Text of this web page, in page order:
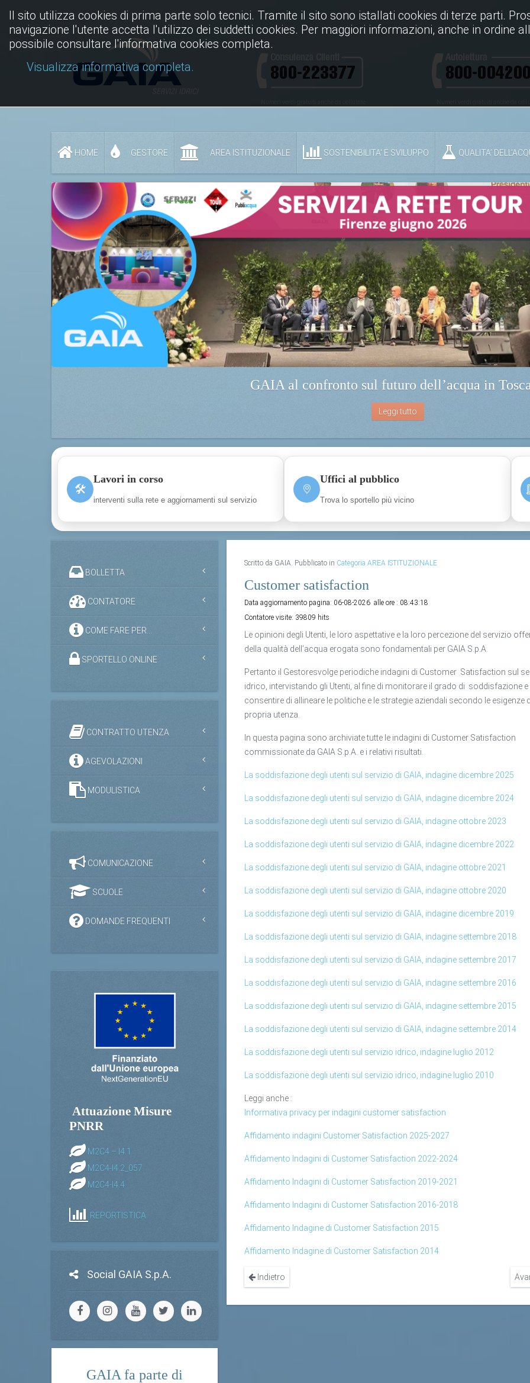
HOME GESTORE AREA ISTITUZIONALE SOSTENIBILITA' E SVILUPPO QUALITA’
GAIA al confronto sul futuro dell’acqua in
Leggi tutto
🛠
Lavori in corso
interventi sulla rete e aggiornamenti sul servizio
Uffici al pubblico
Trova lo sportello più vicino
Scritto da GAIA. Pubblicato in Categoria AREA ISTITUZIONALE
Customer satisfaction
Data aggiornamento pagina: 06-08-2026 alle ore : 08:43:18
Contatore visite: 39809 hits
Le opinioni degli Utenti, le loro aspettative e la loro percezione del servizio
della qualità dell’acqua erogata sono fondamentali per GAIA S.p.A.
Pertanto il Gestoresvolge periodiche indagini di Customer Satisfaction sul
idrico, intervistando gli Utenti, al fine di monitorare il grado di soddisfazione e
consentire di allineare le politiche e le strategie aziendali secondo le esigenze
propria utenza.
In questa pagina sono archiviate tutte le indagini di Customer Satisfaction
commissionate da GAIA S.p.A. e i relativi risultati.
La soddisfazione degli utenti sul servizio di GAIA, indagine dicembre 2025
La soddisfazione degli utenti sul servizio di GAIA, indagine dicembre 2024
La soddisfazione degli utenti sul servizio di GAIA, indagine ottobre 2023
La soddisfazione degli utenti sul servizio di GAIA, indagine dicembre 2022
La soddisfazione degli utenti sul servizio di GAIA, indagine ottobre 2021
La soddisfazione degli utenti sul servizio di GAIA, indagine ottobre 2020
La soddisfazione degli utenti sul servizio di GAIA, indagine dicembre 2019
La soddisfazione degli utenti sul servizio di GAIA, indagine settembre 2018
La soddisfazione degli utenti sul servizio di GAIA, indagine settembre 2017
La soddisfazione degli utenti sul servizio di GAIA, indagine settembre 2016
La soddisfazione degli utenti sul servizio di GAIA, indagine settembre 2015
La soddisfazione degli utenti sul servizio di GAIA, indagine settembre 2014
La soddisfazione degli utenti sul servizio idrico, indagine luglio 2012
La soddisfazione degli utenti sul servizio idrico, indagine luglio 2010
Leggi anche :
Informativa privacy per indagini customer satisfaction
Affidamento indagini Customer Satisfaction 2025-2027
Affidamento Indagini di Customer Satisfaction 2022-2024
Affidamento Indagini di Customer Satisfaction 2019-2021
Affidamento Indagini di Customer Satisfaction 2016-2018
Affidamento Indagine di Customer Satisfaction 2015
Affidamento Indagine di Customer Satisfaction 2014
Indietro
BOLLETTA
CONTATORE
COME FARE PER...
SPORTELLO ONLINE
CONTRATTO UTENZA
AGEVOLAZIONI
MODULISTICA
COMUNICAZIONE
SCUOLE
DOMANDE FREQUENTI
Attuazione Misure
PNRR
M2C4 – I4.1
M2C4-I4.2_057
M2C4-I4.4
REPORTISTICA
Social GAIA S.p.A.
GAIA fa parte di
Il sito utilizza cookies di prima parte solo tecnici. Tramite il sito sono istallati cookies di terze parti.
navigazione l'utente accetta l'utilizzo dei suddetti cookies. Per maggiori informazioni, anche in ordine
possibile consultare l'informativa cookies completa.
Visualizza informativa completa.